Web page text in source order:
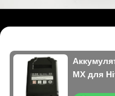
МХ для